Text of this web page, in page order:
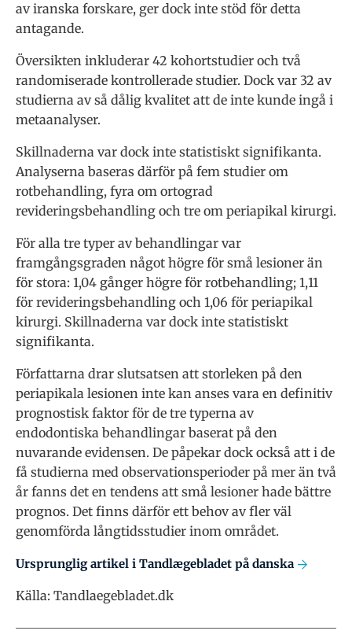
av iranska forskare, ger dock inte stöd för detta
antagande.
Översikten inkluderar 42 kohortstudier och två
randomiserade kontrollerade studier. Dock var 32 av
studierna av så dålig kvalitet att de inte kunde ingå i
metaanalyser.
Skillnaderna var dock inte statistiskt signifikanta.
Analyserna baseras därför på fem studier om
rotbehandling, fyra om ortograd
revideringsbehandling och tre om periapikal kirurgi.
För alla tre typer av behandlingar var
framgångsgraden något högre för små lesioner än
för stora: 1,04 gånger högre för rotbehandling; 1,11
för revideringsbehandling och 1,06 för periapikal
kirurgi. Skillnaderna var dock inte statistiskt
signifikanta.
Författarna drar slutsatsen att storleken på den
periapikala lesionen inte kan anses vara en definitiv
prognostisk faktor för de tre typerna av
endodontiska behandlingar baserat på den
nuvarande evidensen. De påpekar dock också att i de
få studierna med observationsperioder på mer än två
år fanns det en tendens att små lesioner hade bättre
prognos. Det finns därför ett behov av fler väl
genomförda långtidsstudier inom området.
Ursprunglig artikel i Tandlægebladet på danska
Källa: Tandlaegebladet.dk